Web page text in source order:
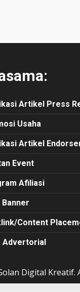
Artikel Press
Usaha
Artikel
Event
Afiliasi
Banner
Content
Advertorial
Digital Kreatif.